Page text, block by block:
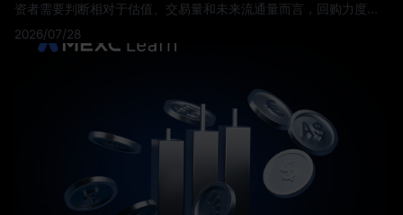
资者需要判断相对于估值、交易量和未来流通量而言，回购力度是
否足够强劲。
2026/07/28